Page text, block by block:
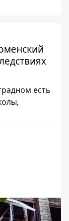
есть